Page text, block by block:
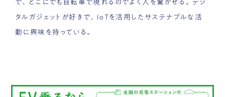
で、どこにでも自転車で現れるのでよく人を驚かせる。デジ
タルガジェットが好きで、IoTを活用したサステナブルな活
動に興味を持っている。